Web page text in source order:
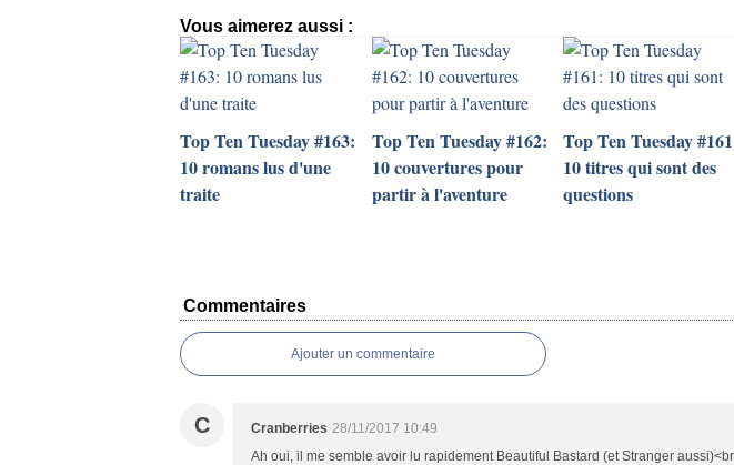
Vous aimerez aussi :
Top Ten Tuesday #163:
10 romans lus d'une
traite
Top Ten Tuesday #162:
10 couvertures pour
partir à l'aventure
Top Ten Tuesday
10 titres qui sont des
questions
Commentaires
Ajouter un commentaire
C Cranberries 28/11/2017 10:49
Ah oui, il me semble avoir lu rapidement Beautiful Bastard (et Stranger